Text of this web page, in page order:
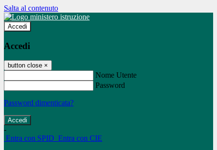
Salta al contenuto
Accedi
Accedi
button close ×
Nome Utente
Password
Password dimenticata?
-
Entra con SPID Entra con CIE